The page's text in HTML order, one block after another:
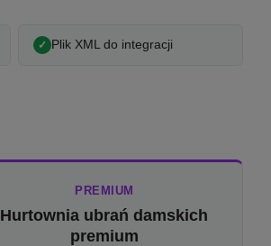
Plik XML do integracji
PREMIUM
Hurtownia ubrań damskich
premium